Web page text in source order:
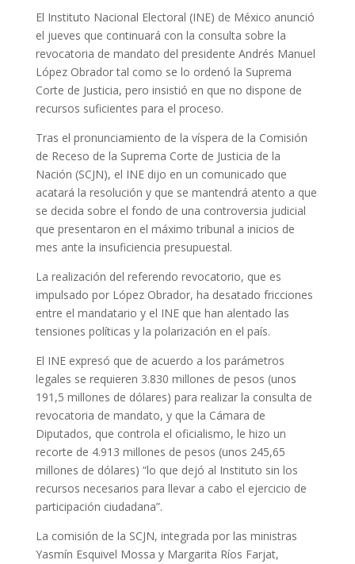
El Instituto Nacional Electoral (INE) de México anunció
el jueves que continuará con la consulta sobre la
revocatoria de mandato del presidente Andrés Manuel
López Obrador tal como se lo ordenó la Suprema
Corte de Justicia, pero insistió en que no dispone de
recursos suficientes para el proceso.
Tras el pronunciamiento de la víspera de la Comisión
de Receso de la Suprema Corte de Justicia de la
Nación (SCJN), el INE dijo en un comunicado que
acatará la resolución y que se mantendrá atento a que
se decida sobre el fondo de una controversia judicial
que presentaron en el máximo tribunal a inicios de
mes ante la insuficiencia presupuestal.
La realización del referendo revocatorio, que es
impulsado por López Obrador, ha desatado fricciones
entre el mandatario y el INE que han alentado las
tensiones políticas y la polarización en el país.
El INE expresó que de acuerdo a los parámetros
legales se requieren 3.830 millones de pesos (unos
191,5 millones de dólares) para realizar la consulta de
revocatoria de mandato, y que la Cámara de
Diputados, que controla el oficialismo, le hizo un
recorte de 4.913 millones de pesos (unos 245,65
millones de dólares) “lo que dejó al Instituto sin los
recursos necesarios para llevar a cabo el ejercicio de
participación ciudadana”.
La comisión de la SCJN, integrada por las ministras
Yasmín Esquivel Mossa y Margarita Ríos Farjat,